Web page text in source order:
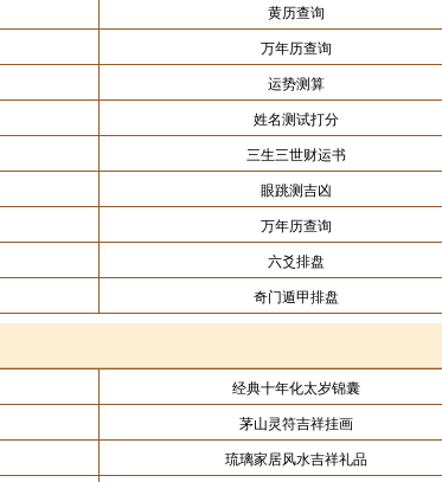
黄历查询
万年历查询
运势测算
姓名测试打分
三生三世财运书
眼跳测吉凶
万年历查询
六爻排盘
奇门遁甲排盘
经典十年化太岁锦囊
茅山灵符吉祥挂画
琉璃家居风水吉祥礼品